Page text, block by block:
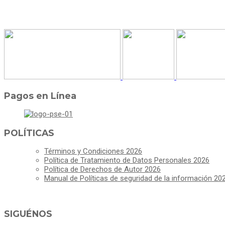
Pagos en Línea
POLÍTICAS
Términos y Condiciones 2026
Política de Tratamiento de Datos Personales 2026
Política de Derechos de Autor 2026
Manual de Políticas de seguridad de la información
SIGUÉNOS